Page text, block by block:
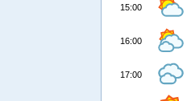
15:00
16:00
17:00